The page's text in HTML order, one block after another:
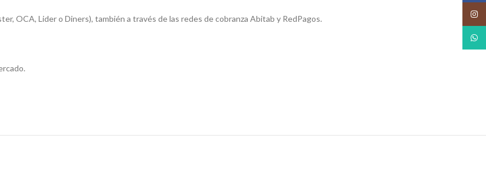
OCA, Lider o Diners), también a través de las redes de cobranza Abitab y RedPagos.